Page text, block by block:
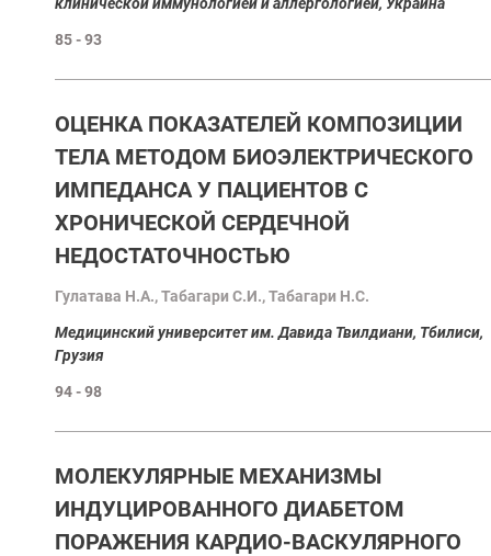
85 - 93
ОЦЕНКА ПОКАЗАТЕЛЕЙ КОМПОЗИЦИИ
ТЕЛА МЕТОДОМ БИОЭЛЕКТРИЧЕСКОГО
ИМПЕДАНСА У ПАЦИЕНТОВ С
ХРОНИЧЕСКОЙ СЕРДЕЧНОЙ
НЕДОСТАТОЧНОСТЬЮ
Гулатава Н.А., Табагари С.И., Табагари Н.С.
Медицинский университет им. Давида Твилдиани, Тбилиси,
Грузия
94 - 98
MОЛЕКУЛЯРНЫЕ МЕХАНИЗМЫ
ИНДУЦИРОВАННОГО ДИАБЕТОМ
ПОРАЖЕНИЯ КАРДИО-ВАСКУЛЯРНОГО